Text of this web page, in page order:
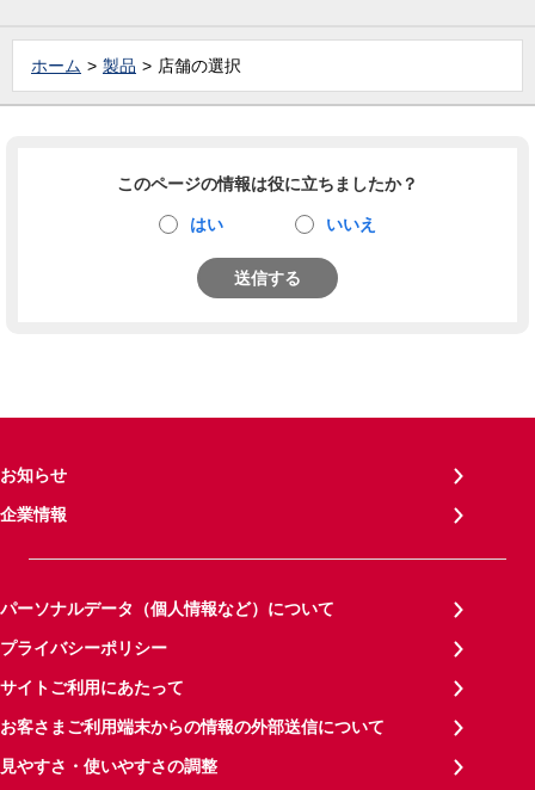
ホーム 製品 店舗の選択
このページの情報は役に立ちましたか？
はい いいえ
送信する
お知らせ
企業情報
パーソナルデータ（個人情報など）について
プライバシーポリシー
サイトご利用にあたって
お客さまご利用端末からの情報の外部送信について
見やすさ・使いやすさの調整